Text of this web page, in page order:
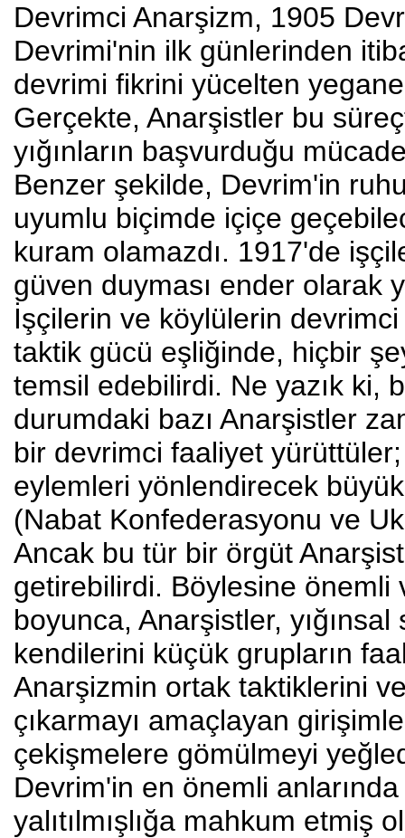
Devrimci Anarşizm, 1905
Devrimi'nin ilk günlerinden
devrimi fikrini yücelten
Gerçekte, Anarşistler bu
yığınların başvurduğu
Benzer şekilde, Devrim'in
uyumlu biçimde içiçe
kuram olamazdı. 1917'de
güven duyması ender olarak
İşçilerin ve köylülerin
taktik gücü eşliğinde, hiçbir
temsil edebilirdi. Ne yazık ki,
durumdaki bazı Anarşistler
bir devrimci faaliyet
eylemleri yönlendirecek
(Nabat Konfederasyonu ve
Ancak bu tür bir örgüt
getirebilirdi. Böylesine önemli
boyunca, Anarşistler,
kendilerini küçük grupların
Anarşizmin ortak taktiklerini
çıkarmayı amaçlayan
çekişmelere gömülmeyi
Devrim'in en önemli
yalıtılmışlığa mahkum etmiş